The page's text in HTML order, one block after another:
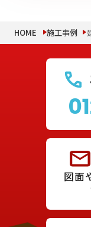
HOME 施工事例
図面